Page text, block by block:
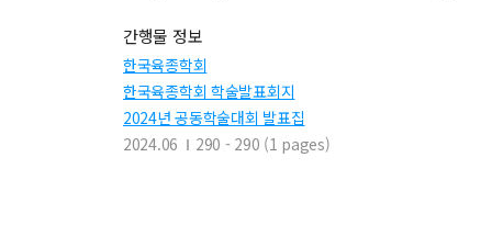
간행물 정보
한국육종학회
한국육종학회 학술발표회지
2024년 공동학술대회 발표집
2024.06
290 - 290 (1 pages)